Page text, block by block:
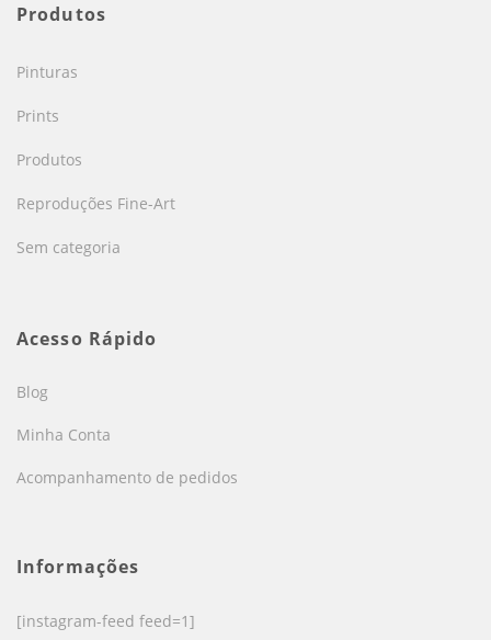
Produtos
Pinturas
Prints
Produtos
Reproduções Fine-Art
Sem categoria
Acesso Rápido
Blog
Minha Conta
Acompanhamento de pedidos
Informações
[instagram-feed feed=1]